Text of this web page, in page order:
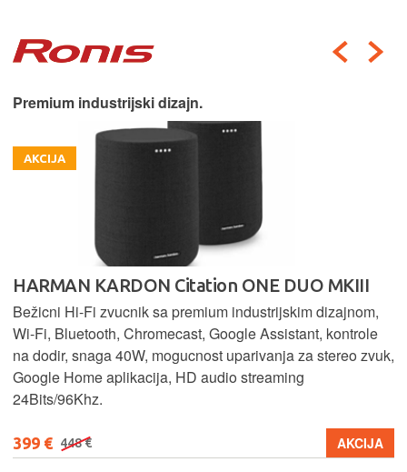
Premium industrijski dizajn.
AKCIJA
HARMAN KARDON Citation ONE DUO MKIII
Bežicni Hi-Fi zvucnik sa premium industrijskim dizajnom,
Wi-Fi, Bluetooth, Chromecast, Google Assistant, kontrole
na dodir, snaga 40W, mogucnost uparivanja za stereo zvuk,
Google Home aplikacija, HD audio streaming
24Bits/96Khz.
399 € 448 € AKCIJA